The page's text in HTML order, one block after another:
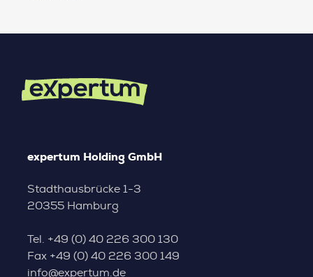
expertum Holding GmbH
Stadthausbrücke 1-3
20355 Hamburg
Tel. +49 (0) 40 226 300 130
Fax +49 (0) 40 226 300 149
info@expertum.de